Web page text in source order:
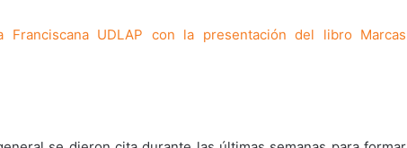
UDLAP con la presentación del libro Marcas